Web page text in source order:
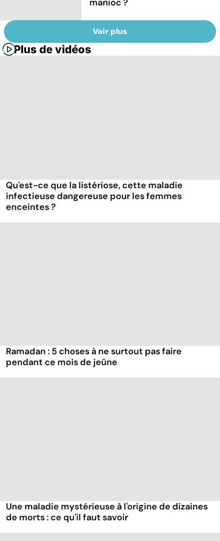
manioc ?
Voir plus
Plus de vidéos
Qu'est-ce que la listériose, cette maladie
infectieuse dangereuse pour les femmes
enceintes ?
Ramadan : 5 choses à ne surtout pas faire
pendant ce mois de jeûne
Une maladie mystérieuse à l'origine de dizaines
de morts : ce qu'il faut savoir